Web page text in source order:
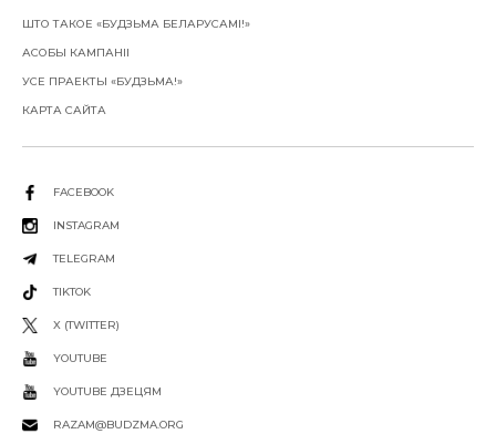
ШТО ТАКОЕ «БУДЗЬМА БЕЛАРУСАМІ!»
АСОБЫ КАМПАНІІ
УСЕ ПРАЕКТЫ «БУДЗЬМА!»
КАРТА САЙТА
FACEBOOK
INSTAGRAM
TELEGRAM
TIKTOK
X (TWITTER)
YOUTUBE
YOUTUBE ДЗЕЦЯМ
RAZAM@BUDZMA.ORG